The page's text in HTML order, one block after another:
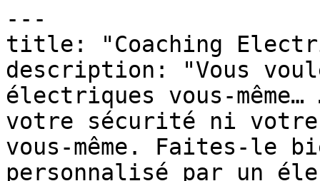
---
title: "Coaching
description: "Vous
électriques vous-
votre sécurité ni
vous-même. Faites-le
personnalisé par un